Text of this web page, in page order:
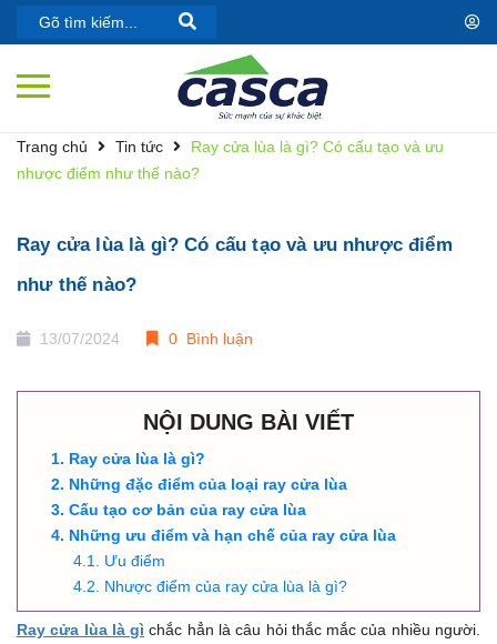
Trang chủ Tin tức
Ray cửa lùa là gì? Có cấu tạo và ưu
nhược điểm như thế nào?
Ray cửa lùa là gì? Có cấu tạo và ưu nhược điểm
như thế nào?
13/07/2024 0 Bình luận
NỘI DUNG BÀI VIẾT
Ray cửa lùa là gì?
Những đặc điểm của loại ray cửa lùa
Cấu tạo cơ bản của ray cửa lùa
Những ưu điểm và hạn chế của ray cửa lùa
Ưu điểm
Nhược điểm của ray cửa lùa là gì?
Ray cửa lùa là gì chắc hẳn là câu hỏi thắc mắc của nhiều người.